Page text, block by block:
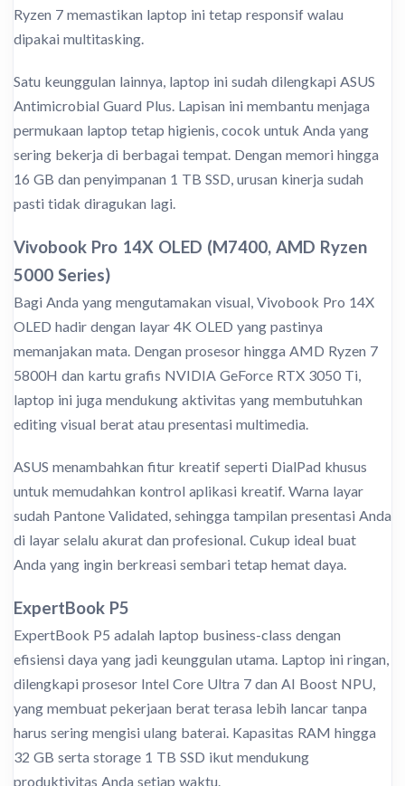
Ryzen 7 memastikan laptop ini tetap responsif walau
dipakai multitasking.
Satu keunggulan lainnya, laptop ini sudah dilengkapi ASUS
Antimicrobial Guard Plus. Lapisan ini membantu menjaga
permukaan laptop tetap higienis, cocok untuk Anda yang
sering bekerja di berbagai tempat. Dengan memori hingga
16 GB dan penyimpanan 1 TB SSD, urusan kinerja sudah
pasti tidak diragukan lagi.
Vivobook Pro 14X OLED (M7400, AMD Ryzen
5000 Series)
Bagi Anda yang mengutamakan visual, Vivobook Pro 14X
OLED hadir dengan layar 4K OLED yang pastinya
memanjakan mata. Dengan prosesor hingga AMD Ryzen 7
5800H dan kartu grafis NVIDIA GeForce RTX 3050 Ti,
laptop ini juga mendukung aktivitas yang membutuhkan
editing visual berat atau presentasi multimedia.
ASUS menambahkan fitur kreatif seperti DialPad khusus
untuk memudahkan kontrol aplikasi kreatif. Warna layar
sudah Pantone Validated, sehingga tampilan presentasi Anda
di layar selalu akurat dan profesional. Cukup ideal buat
Anda yang ingin berkreasi sembari tetap hemat daya.
ExpertBook P5
ExpertBook P5 adalah laptop business-class dengan
efisiensi daya yang jadi keunggulan utama. Laptop ini ringan,
dilengkapi prosesor Intel Core Ultra 7 dan AI Boost NPU,
yang membuat pekerjaan berat terasa lebih lancar tanpa
harus sering mengisi ulang baterai. Kapasitas RAM hingga
32 GB serta storage 1 TB SSD ikut mendukung
produktivitas Anda setiap waktu.